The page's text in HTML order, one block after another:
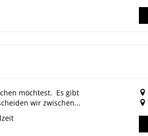
möchtest. Es gibt
wir zwischen...